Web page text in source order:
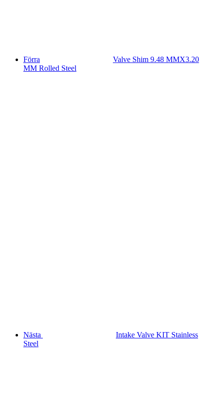
Förra
Valve Shim 9.48 MMX3.20
MM Rolled Steel
Nästa
Intake Valve KIT Stainless
Steel